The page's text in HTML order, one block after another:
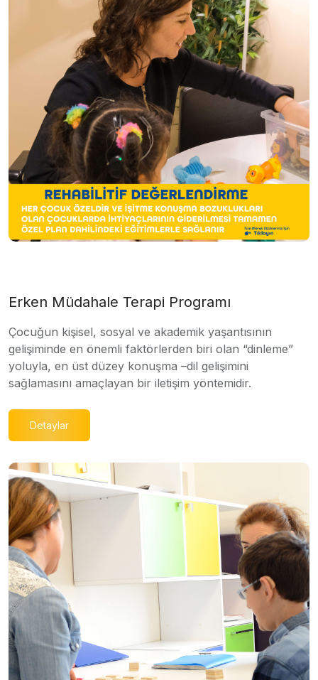
Erken Müdahale Terapi Programı
Çocuğun kişisel, sosyal ve akademik yaşantısının
gelişiminde en önemli faktörlerden biri olan “dinleme”
yoluyla, en üst düzey konuşma –dil gelişimini
sağlamasını amaçlayan bir iletişim yöntemidir.
Detaylar